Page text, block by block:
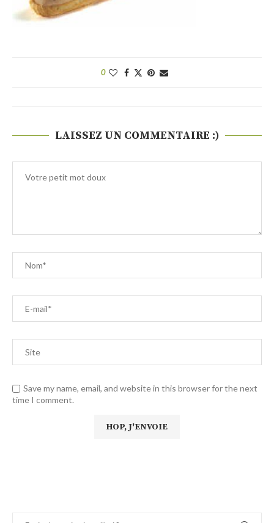
0
LAISSEZ UN COMMENTAIRE :)
Save my name, email, and website in this browser for the next
time I comment.